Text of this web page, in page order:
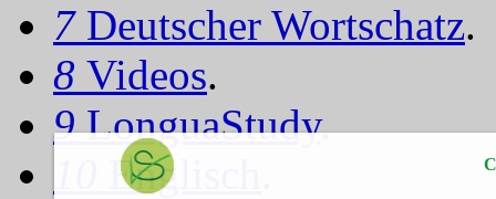
7 Deutscher Wortschatz.
8 Videos.
9LonguaStudy.
Englisch